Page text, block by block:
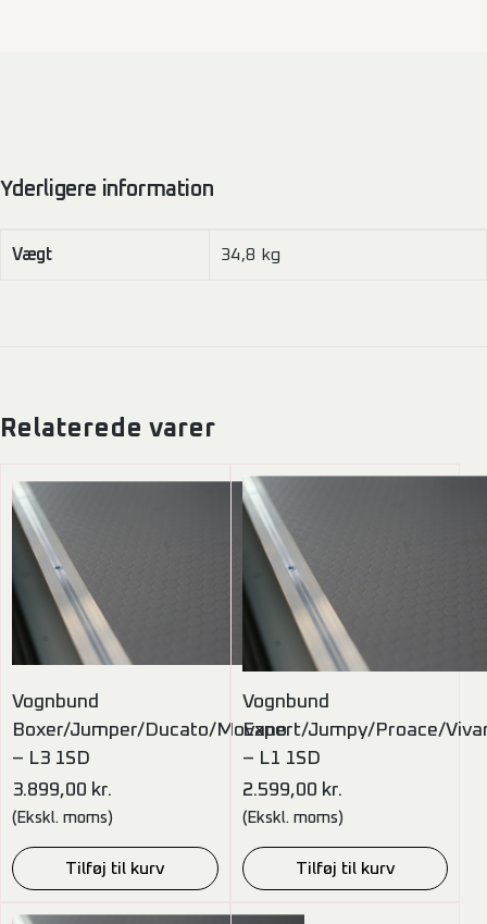
Yderligere information
Vægt 34,8 kg
Relaterede varer
Vognbund
Boxer/Jumper/Ducato/Movano
– L3 1SD
3.899,00 kr.
(Ekskl. moms)
Tilføj til kurv
Vognbund
Expert/Jumpy/Proace/
– L1 1SD
2.599,00 kr.
(Ekskl. moms)
Tilføj til kurv